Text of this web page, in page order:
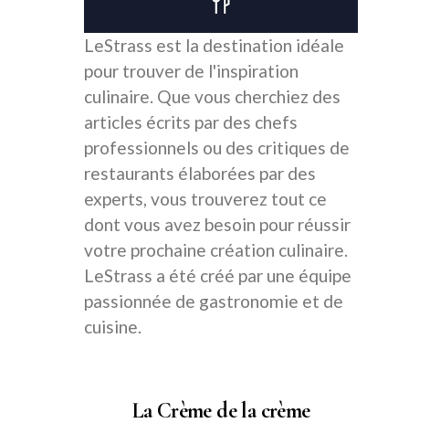
LeStrass est la destination idéale
pour trouver de l'inspiration
culinaire. Que vous cherchiez des
articles écrits par des chefs
professionnels ou des critiques de
restaurants élaborées par des
experts, vous trouverez tout ce
dont vous avez besoin pour réussir
votre prochaine création culinaire.
LeStrass a été créé par une équipe
passionnée de gastronomie et de
cuisine.
La Crème de la crème